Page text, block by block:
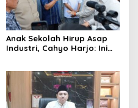
Anak Sekolah Hirup Asap
Industri, Cahyo Harjo: Ini